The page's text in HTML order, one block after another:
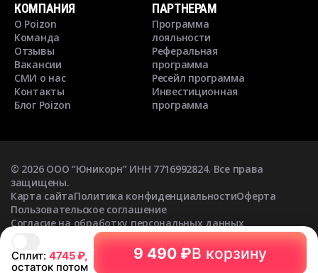
Сплит: 4745₽,
остаток потом
9 490 ₽В корзину
КОМПАНИЯ
О Poizon
Команда
Отзывы
Вакансии
СМИ о нас
Контакты
Блог Poizon
ПАРТНЕРАМ
Программа
лояльности
Реферальная
программа
Ресейл программа
Инвестиционная
программа
© 2026ООО “Юникорн” ИНН 7716992824. Все права
защищены.
Карта сайтаПолитика конфиденциальностиОферта
Пользовательское соглашение
Согласие на обработку персональных данных
Согласие на получение рекламных рассылок